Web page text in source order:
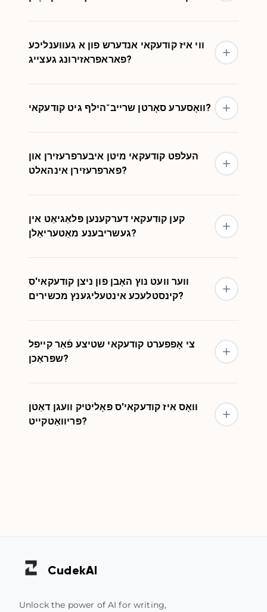
ווי איז קודעקאי אנדערש פון א געווענליכע
פאראפראזירונג געצייג?
וואָסערע סאָרטן שרייב־הילף גיט קודעקאי?
העלפט קודעקאי מיטן איבערפרעזירן און
פארפרעזירן אינהאלט?
קען קודעקאי דערקענען פּלאַגיאַט אין
געשריבענע מאַטעריאַלן?
ווער וועט נוץ האָבן פון ניצן קודעקאי'ס
קינסטלעכע אינטעליגענץ מכשירים?
צי אָפפערט קודעקאי שטיצע פֿאַר קייפל
שפּראַכן?
וואָס איז קודעקאי'ס פּאָליטיק וועגן דאַטן
פּריוואַטקייט?
CudekAI
Unlock the power of AI for writing,